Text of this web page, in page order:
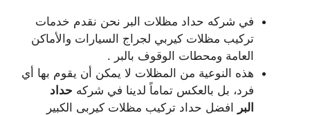
في شركه حداد مظلات البر نحن نقدم خدمات
تركيب مظلات كيربي لجراج السيارات والأماكن
العامة ومحطات الوقوف بالبر .
هذه النوعية من المظلات لا يمكن أن يقوم بها أي
فرد، بل بالعكس تماماً لدينا في شركه حداد
البر افضل حداد تركيب مظلات كيربى الكبير